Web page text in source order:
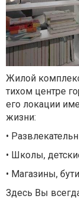
Жилой
тихом центре
его локации
жизни:
•
• Школы,
• Магазины,
Здесь Вы